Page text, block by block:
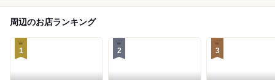
周辺のお店ランキング
1 2 3